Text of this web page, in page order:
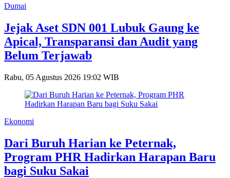
Dumai
Jejak Aset SDN 001 Lubuk Gaung ke
Apical, Transparansi dan Audit yang
Belum Terjawab
Rabu, 05 Agustus 2026 19:02 WIB
Ekonomi
Dari Buruh Harian ke Peternak,
Program PHR Hadirkan Harapan Baru
bagi Suku Sakai